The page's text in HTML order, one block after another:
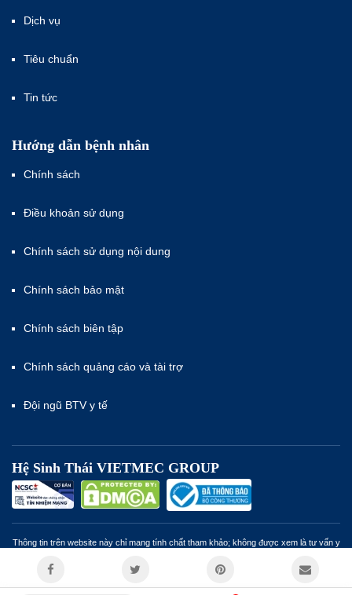
Dịch vụ
Tiêu chuẩn
Tin tức
Hướng dẫn bệnh nhân
Chính sách
Điều khoản sử dụng
Chính sách sử dụng nội dung
Chính sách bảo mật
Chính sách biên tập
Chính sách quảng cáo và tài trợ
Đội ngũ BTV y tế
Hệ Sinh Thái VIETMEC GROUP
Thông tin trên website này chỉ mang tính chất tham khảo; không được xem là tư vấn y
viên y tế. Miễn trừ trách nhiệm